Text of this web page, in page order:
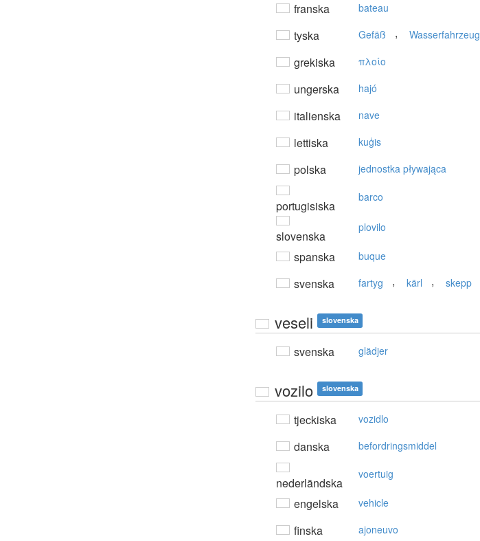
franska bateau
tyska Gefäß , Wasserfahrzeug
grekiska πλoίo
ungerska hajó
italienska nave
lettiska kuģis
polska jednostka pływająca
portugisiska
barco
slovenska
plovilo
spanska buque
svenska fartyg , kärl , skepp
veseli slovenska
svenska glädjer
vozilo slovenska
tjeckiska vozidlo
danska befordringsmiddel
nederländska
voertuig
engelska vehicle
finska ajoneuvo